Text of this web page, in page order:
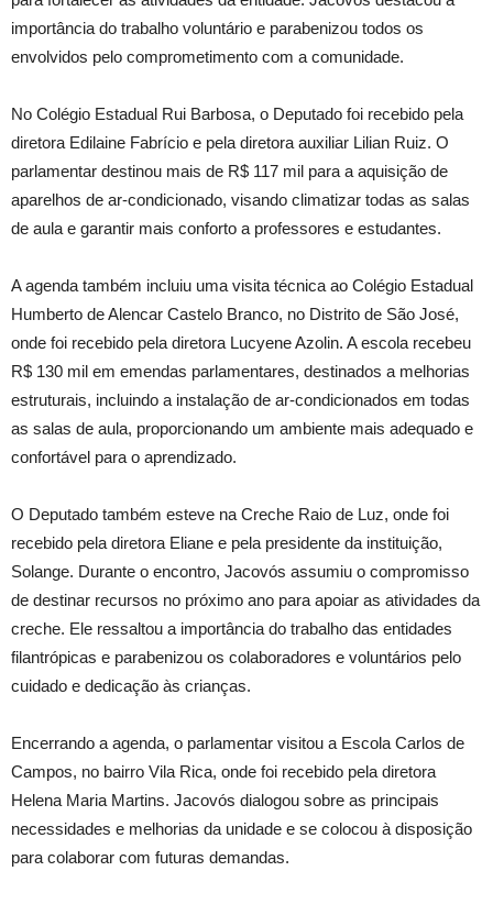
importância do trabalho voluntário e parabenizou todos os
envolvidos pelo comprometimento com a comunidade.
No Colégio Estadual Rui Barbosa, o Deputado foi recebido pela
diretora Edilaine Fabrício e pela diretora auxiliar Lilian Ruiz. O
parlamentar destinou mais de R$ 117 mil para a aquisição de
aparelhos de ar-condicionado, visando climatizar todas as salas
de aula e garantir mais conforto a professores e estudantes.
A agenda também incluiu uma visita técnica ao Colégio Estadual
Humberto de Alencar Castelo Branco, no Distrito de São José,
onde foi recebido pela diretora Lucyene Azolin. A escola recebeu
R$ 130 mil em emendas parlamentares, destinados a melhorias
estruturais, incluindo a instalação de ar-condicionados em todas
as salas de aula, proporcionando um ambiente mais adequado e
confortável para o aprendizado.
O Deputado também esteve na Creche Raio de Luz, onde foi
recebido pela diretora Eliane e pela presidente da instituição,
Solange. Durante o encontro, Jacovós assumiu o compromisso
de destinar recursos no próximo ano para apoiar as atividades da
creche. Ele ressaltou a importância do trabalho das entidades
filantrópicas e parabenizou os colaboradores e voluntários pelo
cuidado e dedicação às crianças.
Encerrando a agenda, o parlamentar visitou a Escola Carlos de
Campos, no bairro Vila Rica, onde foi recebido pela diretora
Helena Maria Martins. Jacovós dialogou sobre as principais
necessidades e melhorias da unidade e se colocou à disposição
para colaborar com futuras demandas.